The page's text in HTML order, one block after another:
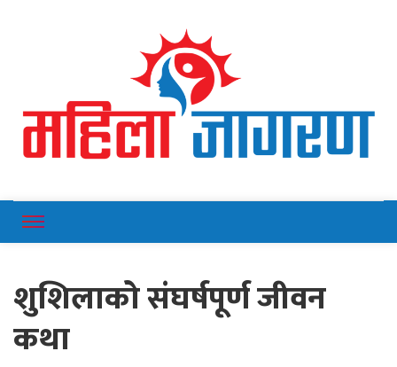
Mahilajagaran
शुशिलाको संघर्षपूर्ण जीवन
कथा